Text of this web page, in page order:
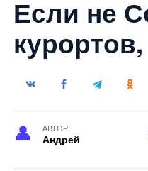
Если не
АВТОР
Андрей